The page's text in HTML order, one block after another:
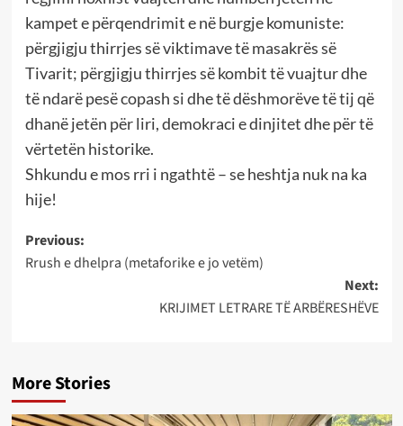
kampet e përqendrimit e në burgje komuniste:
përgjigju thirrjes së viktimave të masakrës së
Tivarit; përgjigju thirrjes së kombit të vuajtur dhe
të ndarë pesë copash si dhe të dëshmorëve të tij që
dhanë jetën për liri, demokraci e dinjitet dhe për të
vërtetën historike.
Shkundu e mos rri i ngathtë – se heshtja nuk na ka
hije!
Post
navigation
Previous:
Rrush e dhelpra (metaforike e jo vetëm)
Next:
KRIJIMET LETRARE TË ARBËRESHËVE
More Stories